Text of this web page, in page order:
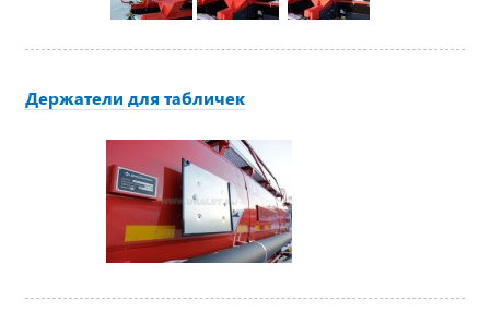
Держатели для табличек